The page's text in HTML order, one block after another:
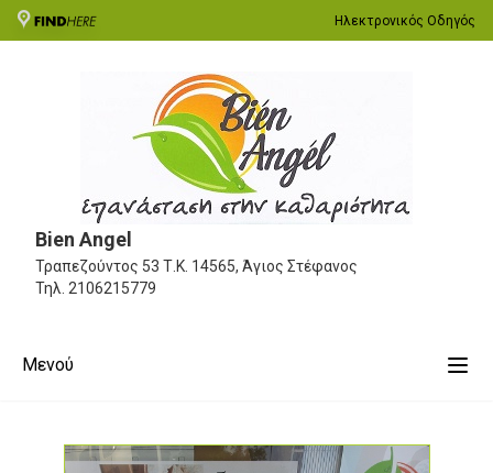
Ηλεκτρονικός Οδηγός
Bien Angel
Τραπεζούντος 53 Τ.Κ. 14565, Άγιος Στέφανος
Τηλ. 2106215779
Μενού